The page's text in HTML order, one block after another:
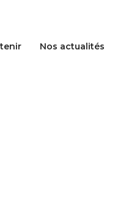
Nos actualités